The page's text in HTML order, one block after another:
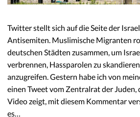
Twitter stellt sich auf die Seite der
Antisemiten. Muslimische Migranten
deutschen Städten zusammen, um
verbrennen, Hassparolen zu
anzugreifen. Gestern habe ich von
einen Tweet vom Zentralrat der Juden,
Video zeigt, mit diesem Kommentar
es…